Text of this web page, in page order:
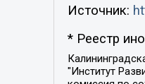
Источник:
* Реестр
Калининградская региональная общественная организация "Экозащита!-Женсовет", Фонд содействия защите прав и свобод граждан "Общественный вердикт", Фонд "Институт Развития Свободы Информации", Частное учреждение "Информационное агентство МЕМО. РУ", Региональная общественная организация "Общественная комиссия по сохранению наследия академика Сахарова", Фонд поддержки свободы прессы, Санкт-Петербургская общественная правозащитная организация "Гражданский контроль", Межрегиональная общественная организация "Информационно-просветительский центр "Мемориал", Региональный Фонд "Центр Защиты Прав Средств Массовой Информации", с 05.12.2023 Фонд "Центр Защиты Прав Средств массовой информации", Региональная общественная благотворительная организация помощи беженцам и мигрантам "Гражданское содействие", Негосударственное образовательное учреждение дополнительного профессионального